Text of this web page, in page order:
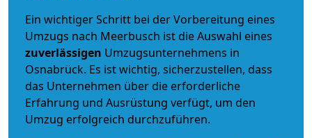
Ein wichtiger Schritt bei der Vorbereitung eines
Umzugs nach Meerbusch ist die Auswahl eines
zuverlässigen Umzugsunternehmens in
Osnabrück. Es ist wichtig, sicherzustellen, dass
das Unternehmen über die erforderliche
Erfahrung und Ausrüstung verfügt, um den
Umzug erfolgreich durchzuführen.